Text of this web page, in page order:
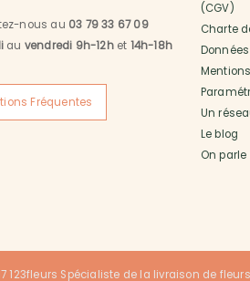
nous au 03 79 33 67 09
au vendredi 9h-12het 14h-18h
Fréquentes
(CGV)
Charte
Données
Un
Le blog
On
123fleurs Spécialiste de la livraison de